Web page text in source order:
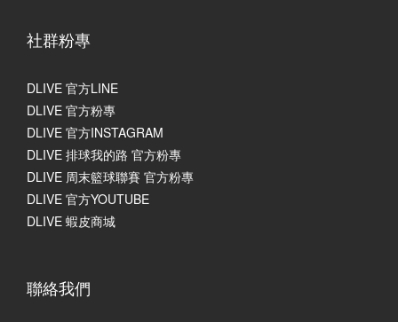
社群粉專
DLIVE 官方LINE
DLIVE 官方粉專
DLIVE 官方INSTAGRAM
DLIVE 排球我的路 官方粉專
DLIVE 周末籃球聯賽 官方粉專
DLIVE 官方YOUTUBE
DLIVE 蝦皮商城
聯絡我們